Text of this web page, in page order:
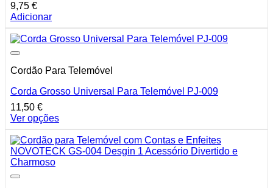
9,75 €
Adicionar
Cordão Para Telemóvel
Corda Grosso Universal Para Telemóvel PJ-009
11,50 €
Ver opções
This
product
has
multiple
variants.